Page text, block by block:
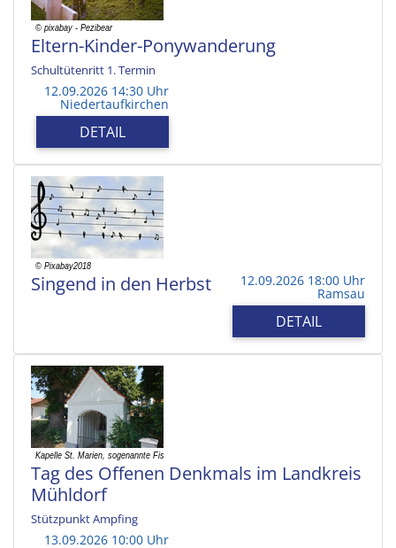
Eltern-Kinder-Ponywanderung
Schultütenritt 1. Termin
12.09.2026 14:30 Uhr
Niedertaufkirchen
DETAIL
Singend in den Herbst 12.09.2026 18:00 Uhr
Ramsau
DETAIL
Tag des Offenen Denkmals im Landkreis
Mühldorf
Stützpunkt Ampfing
13.09.2026 10:00 Uhr